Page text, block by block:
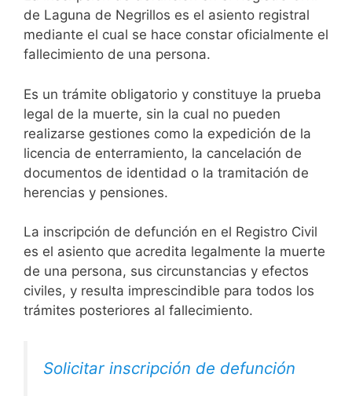
de Laguna de Negrillos es el asiento registral
mediante el cual se hace constar oficialmente el
fallecimiento de una persona.
Es un trámite obligatorio y constituye la prueba
legal de la muerte, sin la cual no pueden
realizarse gestiones como la expedición de la
licencia de enterramiento, la cancelación de
documentos de identidad o la tramitación de
herencias y pensiones.
La inscripción de defunción en el Registro Civil
es el asiento que acredita legalmente la muerte
de una persona, sus circunstancias y efectos
civiles, y resulta imprescindible para todos los
trámites posteriores al fallecimiento.
Solicitar inscripción de defunción